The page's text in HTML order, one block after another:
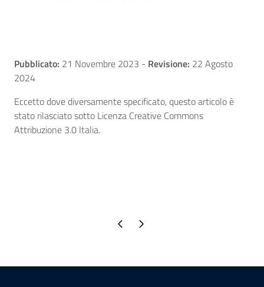
Pubblicato: 21 Novembre 2023 - Revisione: 22 Agosto
2024
Eccetto dove diversamente specificato, questo articolo è
stato rilasciato sotto Licenza Creative Commons
Attribuzione 3.0 Italia.
Pagina precedente
Pagina successiva